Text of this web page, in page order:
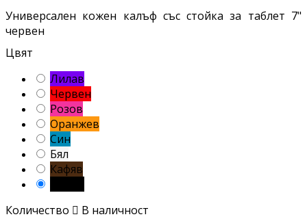
Универсален кожен калъф със стойка за таблет 7"
червен
Цвят
Лилав
Червен
Розов
Оранжев
Син
Бял
Кафяв
Количество  В наличност